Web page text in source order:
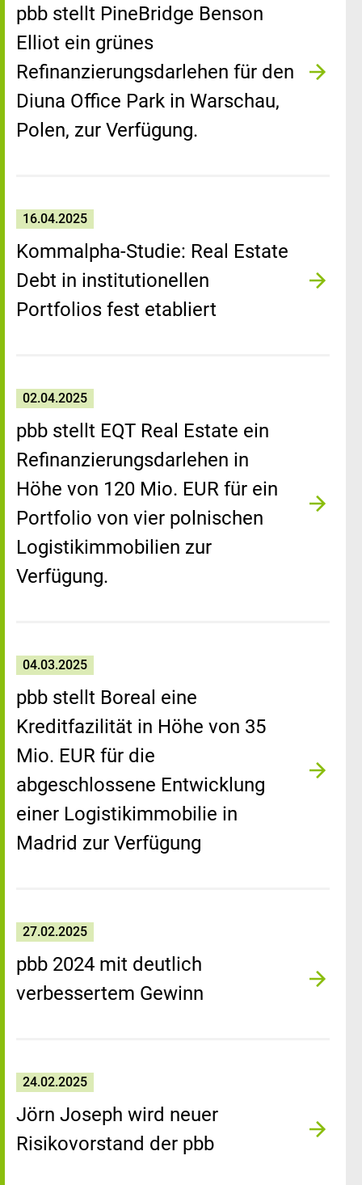
pbb stellt PineBridge Benson
Elliot ein grünes
Refinanzierungsdarlehen für den
Diuna Office Park in Warschau,
Polen, zur Verfügung.
16.04.2025
Kommalpha-Studie: Real Estate
Debt in institutionellen
Portfolios fest etabliert
02.04.2025
pbb stellt EQT Real Estate ein
Refinanzierungsdarlehen in
Höhe von 120 Mio. EUR für ein
Portfolio von vier polnischen
Logistikimmobilien zur
Verfügung.
04.03.2025
pbb stellt Boreal eine
Kreditfazilität in Höhe von 35
Mio. EUR für die
abgeschlossene Entwicklung
einer Logistikimmobilie in
Madrid zur Verfügung
27.02.2025
pbb 2024 mit deutlich
verbessertem Gewinn
24.02.2025
Jörn Joseph wird neuer
Risikovorstand der pbb